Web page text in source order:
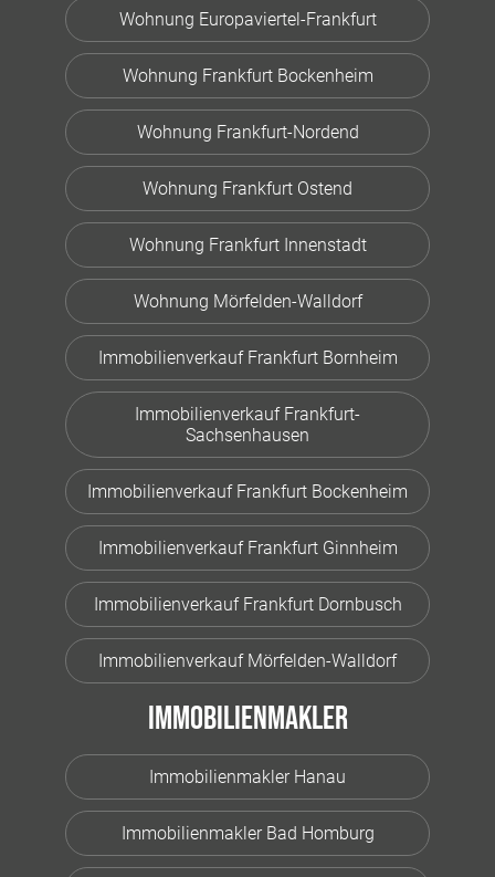
Wohnung Europaviertel-Frankfurt
Wohnung Frankfurt Bockenheim
Wohnung Frankfurt-Nordend
Wohnung Frankfurt Ostend
Wohnung Frankfurt Innenstadt
Wohnung Mörfelden-Walldorf
Immobilienverkauf Frankfurt Bornheim
Immobilienverkauf Frankfurt-
Sachsenhausen
Immobilienverkauf Frankfurt Bockenheim
Immobilienverkauf Frankfurt Ginnheim
Immobilienverkauf Frankfurt Dornbusch
Immobilienverkauf Mörfelden-Walldorf
Immobilienmakler
Immobilienmakler Hanau
Immobilienmakler Bad Homburg